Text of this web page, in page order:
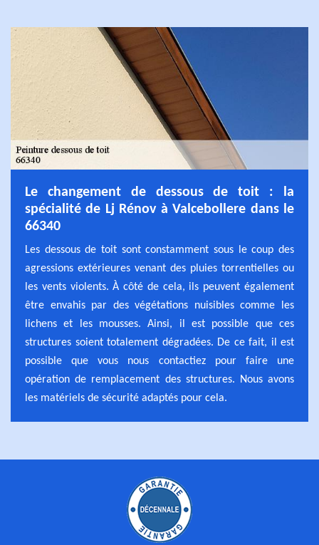
Le changement de dessous de toit : la
spécialité de Lj Rénov à Valcebollere dans le
66340
Les dessous de toit sont constamment sous le coup des
agressions extérieures venant des pluies torrentielles ou
les vents violents. À côté de cela, ils peuvent également
être envahis par des végétations nuisibles comme les
lichens et les mousses. Ainsi, il est possible que ces
structures soient totalement dégradées. De ce fait, il est
possible que vous nous contactiez pour faire une
opération de remplacement des structures. Nous avons
les matériels de sécurité adaptés pour cela.